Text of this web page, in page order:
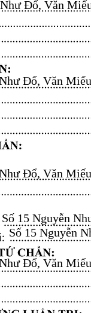
Đổ, Văn
Đổ, Văn Miếu​​​​
Đổ, Văn Miếu​​​​
Số 15 Nguyễn
Số 15 Nguyễn
Đổ, Văn Miếu​​​​